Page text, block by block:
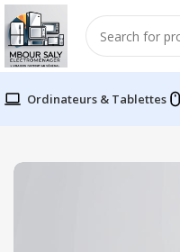
Ordinateurs & Tablettes